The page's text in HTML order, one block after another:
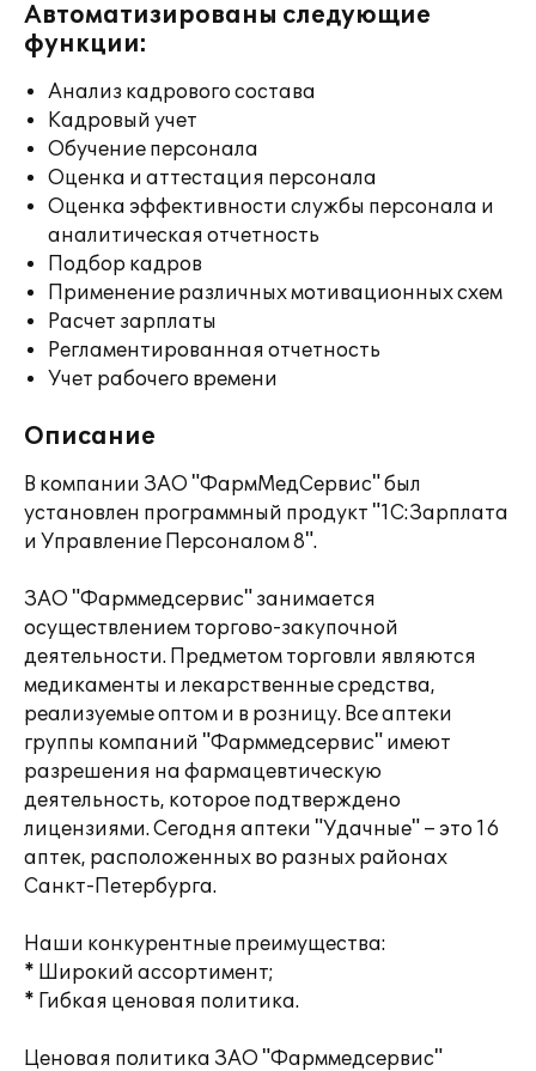
Автоматизированы следующие
функции:
Анализ кадрового состава
Кадровый учет
Обучение персонала
Оценка и аттестация персонала
Оценка эффективности службы персонала и
аналитическая отчетность
Подбор кадров
Применение различных мотивационных схем
Расчет зарплаты
Регламентированная отчетность
Учет рабочего времени
Описание
В компании ЗАО "ФармМедСервис" был
установлен программный продукт "1С:Зарплата
и Управление Персоналом 8".
ЗАО "Фарммедсервис" занимается
осуществлением торгово-закупочной
деятельности. Предметом торговли являются
медикаменты и лекарственные средства,
реализуемые оптом и в розницу. Все аптеки
группы компаний "Фарммедсервис" имеют
разрешения на фармацевтическую
деятельность, которое подтверждено
лицензиями. Сегодня аптеки "Удачные" – это 16
аптек, расположенных во разных районах
Санкт-Петербурга.
Наши конкурентные преимущества:
* Широкий ассортимент;
* Гибкая ценовая политика.
Ценовая политика ЗАО "Фарммедсервис"